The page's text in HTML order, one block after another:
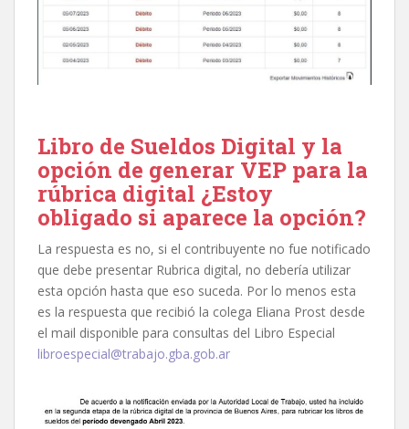
Libro de Sueldos Digital y la
opción de generar VEP para la
rúbrica digital ¿Estoy
obligado si aparece la opción?
La respuesta es no, si el contribuyente no fue notificado
que debe presentar Rubrica digital, no debería utilizar
esta opción hasta que eso suceda. Por lo menos esta
es la respuesta que recibió la colega Eliana Prost desde
el mail disponible para consultas del Libro Especial
libroespecial@trabajo.gba.gob.ar